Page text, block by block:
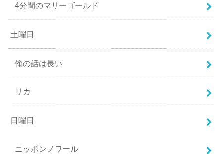
4分間のマリーゴールド
土曜日
俺の話は長い
リカ
日曜日
ニッポンノワール